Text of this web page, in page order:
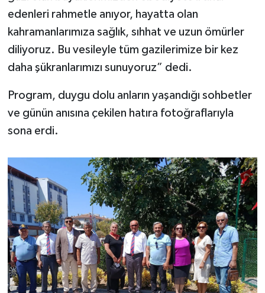
edenleri rahmetle anıyor, hayatta olan
kahramanlarımıza sağlık, sıhhat ve uzun ömürler
diliyoruz. Bu vesileyle tüm gazilerimize bir kez
daha şükranlarımızı sunuyoruz” dedi.
Program, duygu dolu anların yaşandığı sohbetler
ve günün anısına çekilen hatıra fotoğraflarıyla
sona erdi.